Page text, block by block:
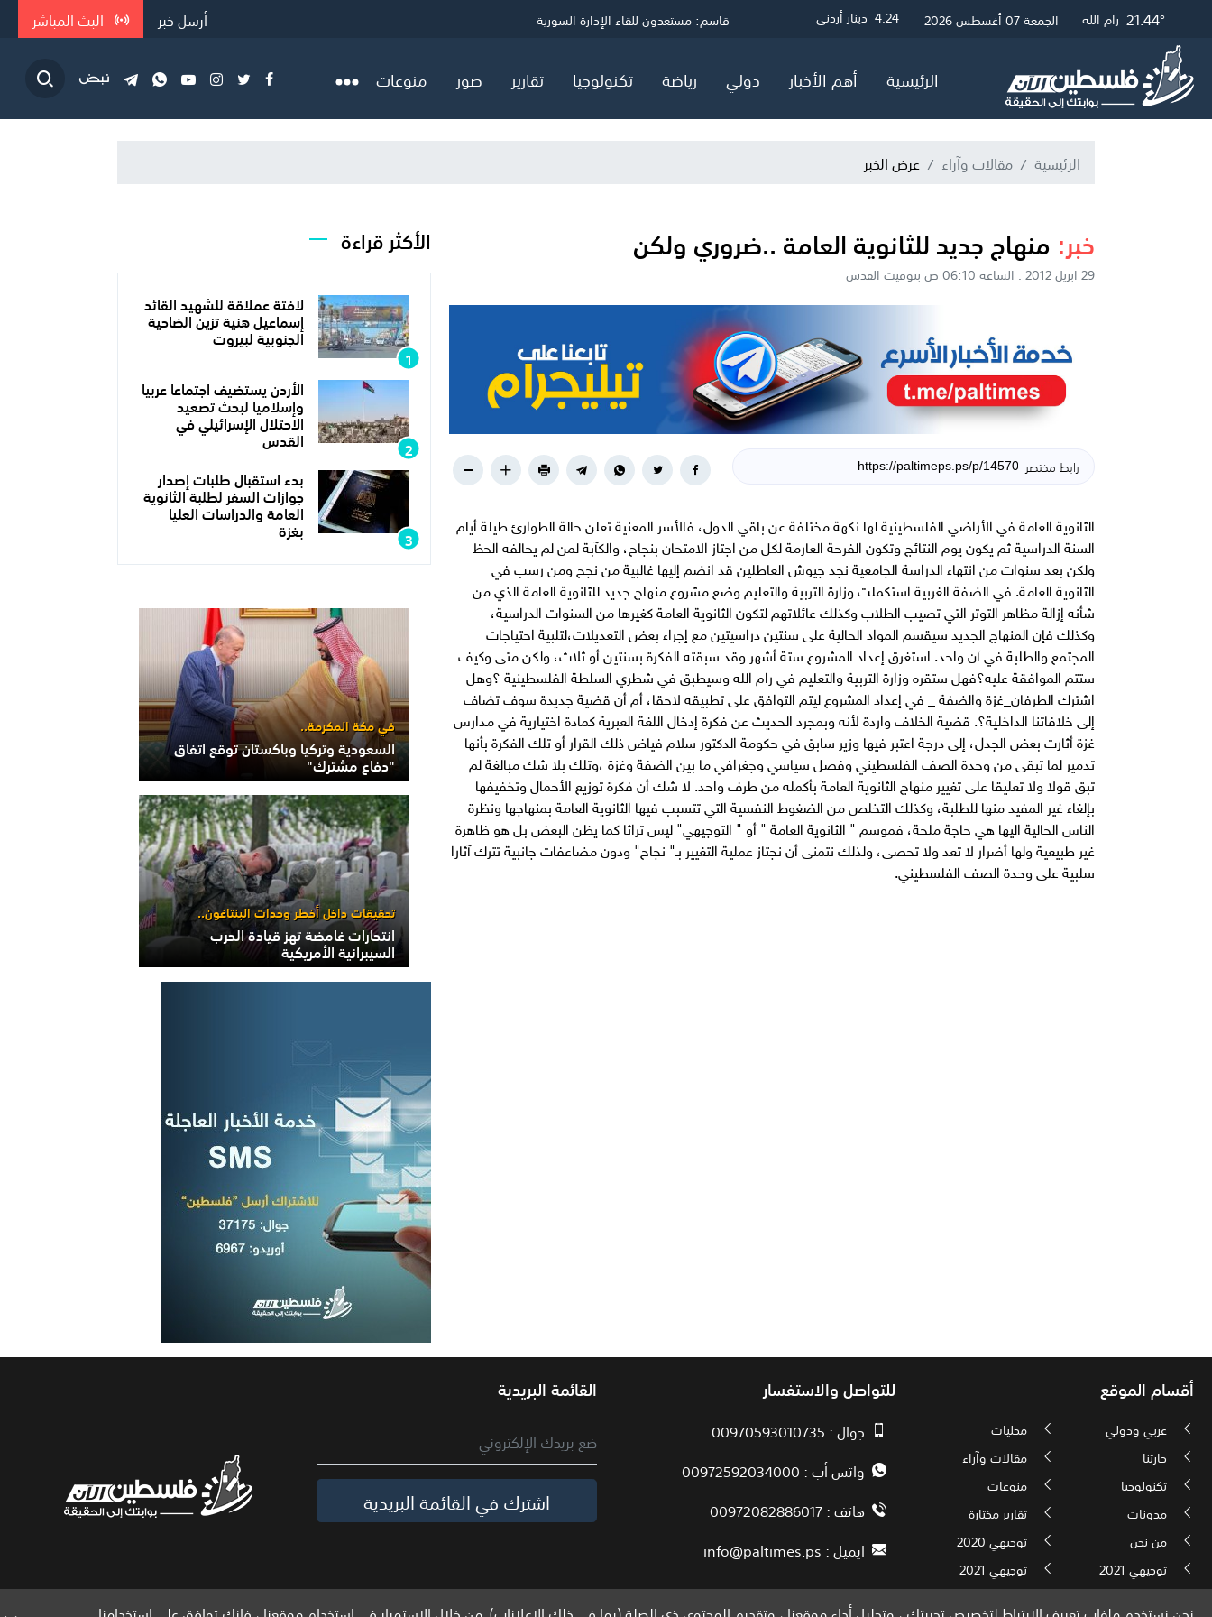
27.25° غزة 21.68° القدس 21.44° رام الله الجمعة 07 أغسطس 2026 3.01 دولار أمريكي 4.05 جنيه إسترليني 4.24 دينار أردني توضيح مهم صادر عن هيئة البترول في قطاع غزة
السعودية وتركيا وباكستان توقع اتفاق "دفاع مشترك"
قاسم: مستعدون للقاء الإدارة السورية أرسل خبر البث المباشر
الرئيسية أهم الأخبار دولي رياضة تكنولوجيا تقارير صور منوعات
الرئيسية مقالات وآراء عرض الخبر
خبر: منهاج جديد للثانوية العامة ..ضروري ولكن
29 ابريل 2012 . الساعة 06:10 ص بتوقيت القدس
رابط مختصر
الثانوية العامة في الأراضي الفلسطينية لها نكهة مختلفة عن باقي الدول، فالأسر المعنية تعلن حالة الطوارئ طيلة أيام
السنة الدراسية ثم يكون يوم النتائج وتكون الفرحة العارمة لكل من اجتاز الامتحان بنجاح، والكآبة لمن لم يحالفه الحظ
ولكن بعد سنوات من انتهاء الدراسة الجامعية نجد جيوش العاطلين قد انضم إليها غالبية من نجح ومن رسب في
الثانوية العامة. في الضفة الغربية استكملت وزارة التربية والتعليم وضع مشروع منهاج جديد للثانوية العامة الذي من
شأنه إزالة مظاهر التوتر التي تصيب الطلاب وكذلك عائلاتهم لتكون الثانوية العامة كغيرها من السنوات الدراسية،
وكذلك فإن المنهاج الجديد سيقسم المواد الحالية على سنتين دراسيتين مع إجراء بعض التعديلات،لتلبية احتياجات
المجتمع والطلبة في آن واحد. استغرق إعداد المشروع ستة أشهر وقد سبقته الفكرة بسنتين أو ثلاث، ولكن متى وكيف
ستتم الموافقة عليه؟فهل ستقره وزارة التربية والتعليم في رام الله وسيطبق في شطري السلطة الفلسطينية ؟وهل
اشترك الطرفان_غزة والضفة _ في إعداد المشروع ليتم التوافق على تطبيقه لاحقا، أم أن قضية جديدة سوف تضاف
إلى خلافاتنا الداخلية؟. قضية الخلاف واردة لأنه وبمجرد الحديث عن فكرة إدخال اللغة العبرية كمادة اختيارية في مدارس
غزة أثارت بعض الجدل، إلى درجة اعتبر فيها وزير سابق في حكومة الدكتور سلام فياض ذلك القرار أو تلك الفكرة بأنها
تدمير لما تبقى من وحدة الصف الفلسطيني وفصل سياسي وجغرافي ما بين الضفة وغزة ،وتلك بلا شك مبالغة لم
تبق قولا ولا تعليقا على تغيير منهاج الثانوية العامة بأكمله من طرف واحد. لا شك أن فكرة توزيع الأحمال وتخفيفها
بإلغاء غير المفيد منها للطلبة، وكذلك التخلص من الضغوط النفسية التي تتسبب فيها الثانوية العامة بمنهاجها ونظرة
الناس الحالية اليها هي حاجة ملحة، فموسم " الثانوية العامة " أو " التوجيهي" ليس تراثا كما يظن البعض بل هو ظاهرة
غير طبيعية ولها أضرار لا تعد ولا تحصى، ولذلك نتمنى أن نجتاز عملية التغيير بـ" نجاح" ودون مضاعفات جانبية تترك آثارا
سلبية على وحدة الصف الفلسطيني.
الأكثر قراءة
لافتة عملاقة للشهيد القائد
إسماعيل هنية تزين الضاحية
الجنوبية لبيروت
الأردن يستضيف اجتماعا عربيا
وإسلاميا لبحث تصعيد
الاحتلال الإسرائيلي في
القدس
بدء استقبال طلبات إصدار
جوازات السفر لطلبة الثانوية
العامة والدراسات العليا
بغزة
في مكة المكرمة..
السعودية وتركيا وباكستان توقع اتفاق
"دفاع مشترك"
تحقيقات داخل أخطر وحدات البنتاغون..
انتحارات غامضة تهز قيادة الحرب
السيبرانية الأمريكية
أقسام الموقع
عربي ودولي
محليات
حارتنا
مقالات وآراء
تكنولوجيا
منوعات
مدونات
تقارير مختارة
من نحن
توجيهي 2020
توجيهي 2021
توجيهي 2021
للتواصل والاستفسار
جوال : 00970593010735
واتس أب : 00972592034000
هاتف : 00972082886017
ايميل :info@paltimes.ps
القائمة البريدية
اشترك في القائمة البريدية